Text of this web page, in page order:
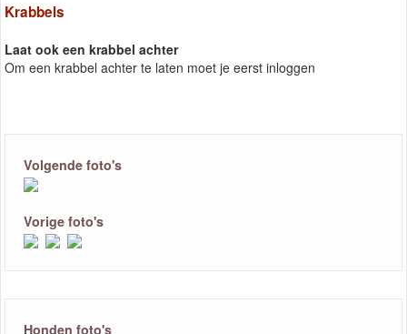
Krabbels
Laat ook een krabbel achter
Om een krabbel achter te laten moet je eerst inloggen
Volgende foto's
Vorige foto's
Honden foto's